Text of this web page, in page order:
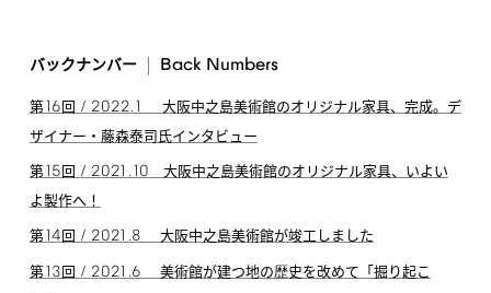
バックナンバー Back Numbers
第16 回 / 2022.1
大阪中之島美術館のオリジナル家具、完成。デ
ザイナー・藤森泰司氏インタビュー
第15 回 / 2021.10 大阪中之島美術館のオリジナル家具、いよい
よ製作へ！
第14 回 / 2021.8 大阪中之島美術館が竣工しました
第13 回 / 2021.6 美術館が建つ地の歴史を改めて「掘り起こ